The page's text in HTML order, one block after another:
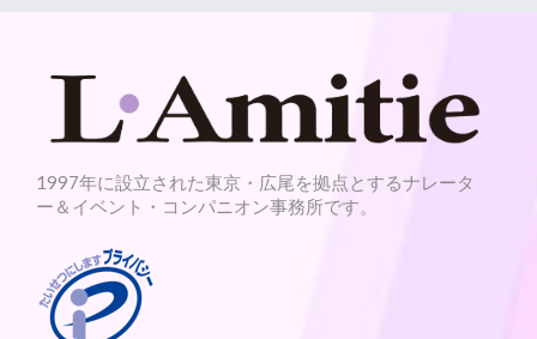
1997年に設立された東京・広尾を拠点とするナレータ
ー＆イベント・コンパニオン事務所です。